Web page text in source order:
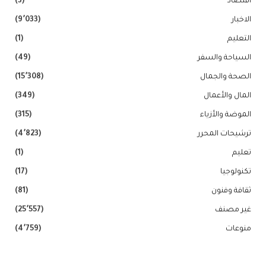
الاخبار (9٬033)
التعليم (1)
السياحة والسفر (49)
الصحة والجمال (15٬308)
المال والأعمال (349)
الموضة والأزياء (315)
ترشيحات المحرر (4٬823)
تعليم (1)
تكنولوجيا (17)
ثقافة وفنون (81)
غير مصنف (25٬557)
منوعات (4٬759)